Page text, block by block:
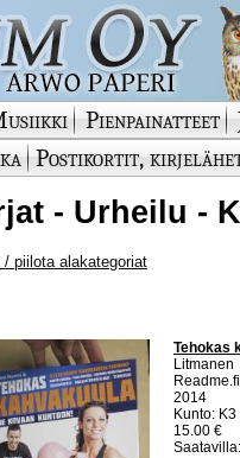
Pienpainatteet
Postikortit,
- Urheilu -
/ piilota alakategoriat
Tehokas
Litmanen
2014
Kunto:
15.00 €